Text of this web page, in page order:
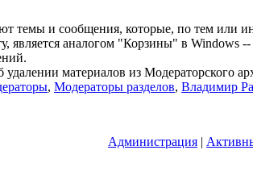
темы и сообщения, которые, по тем или
является аналогом "Корзины" в Windows
удалении материалов из Модераторского
, Модераторы разделов, Владимир
Администрация |